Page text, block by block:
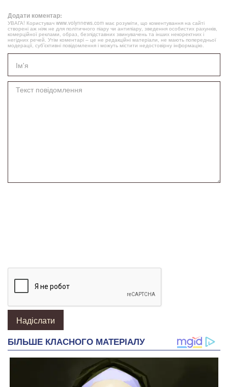
Додати коментар:
УВАГА! Користувач www.volynnews.com має розуміти, що коментування на сайті
створені аж ніяк не для політичного піару чи антипіару, зведення особистих рахунків,
комерційної реклами, образ, безпідставних звинувачень та інших некоректних і
негідних речей. Утім коментарі – це не редакційні матеріали, не мають попередньої
модерації, суб’єктивні повідомлення і можуть містити недостовірну інформацію.